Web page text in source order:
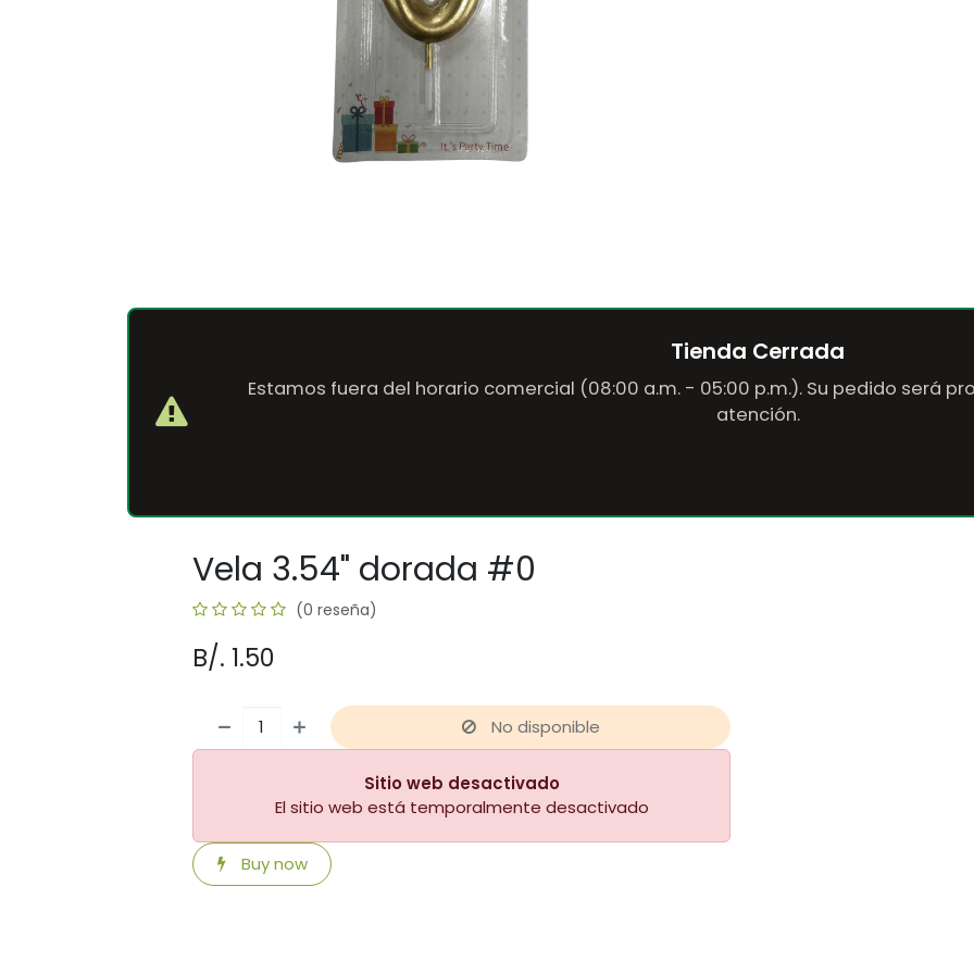
Tienda Cerrada
Estamos fuera del horario comercial (08:00 a.m. - 05:00 p.m.). Su pedido será
atención.
Vela 3.54" dorada #0
(0 reseña)
B/. 1.50
No disponible
Sitio web desactivado
El sitio web está temporalmente desactivado
Buy now